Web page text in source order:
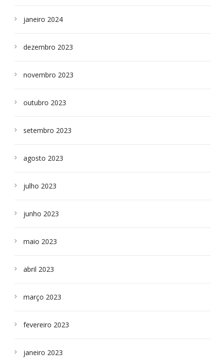
janeiro 2024
dezembro 2023
novembro 2023
outubro 2023
setembro 2023
agosto 2023
julho 2023
junho 2023
maio 2023
abril 2023
março 2023
fevereiro 2023
janeiro 2023